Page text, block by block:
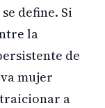
define. Si
la
de
mujer
a